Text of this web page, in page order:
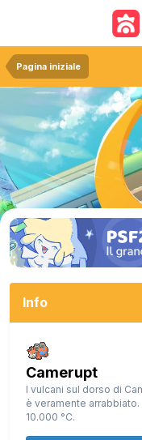
Pagina iniziale
Info
Camerupt
I vulcani sul dorso di
è veramente
10.000 °C.